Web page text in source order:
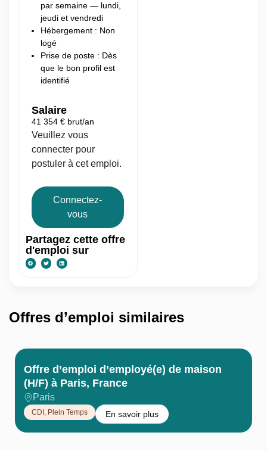
par semaine — lundi,
jeudi et vendredi
Hébergement : Non
logé
Prise de poste : Dès
que le bon profil est
identifié
Salaire
41 354 € brut/an
Veuillez vous
connecter pour
postuler à cet emploi.
Connectez-
vous
Partagez cette offre
d'emploi sur
Offres d’emploi similaires
Offre d’emploi d’employé(e) de maison
(H/F) à Paris, France
Paris
CDI , Plein Temps En savoir plus